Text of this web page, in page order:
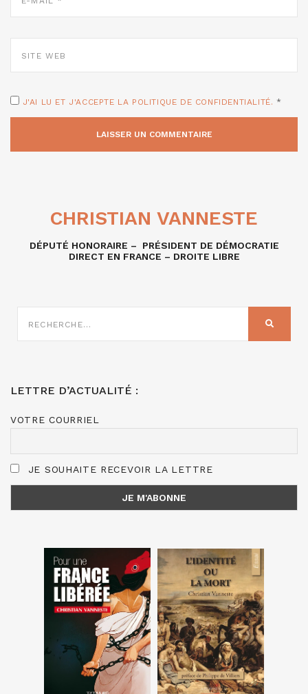
WEB
J'AI LU ET J'ACCEPTE LA POLITIQUE DE CONFIDENTIALITÉ. *
CHRISTIAN VANNESTE
DÉPUTÉ HONORAIRE – PRÉSIDENT DE DÉMOCRATIE
DIRECT EN FRANCE – DROITE LIBRE
SUR
LETTRE D’ACTUALITÉ :
VOTRE COURRIEL
JE SOUHAITE RECEVOIR LA LETTRE